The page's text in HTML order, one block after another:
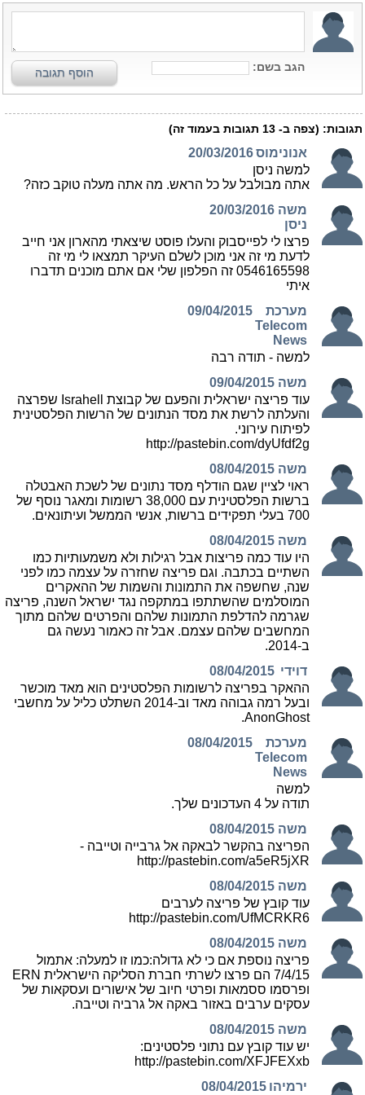
הגב בשם: הוסף תגובה
תגובות: (צפה ב- 13 תגובות בעמוד זה)
אנונימוס20/03/2016
למשה ניסן
אתה מבולבל על כל הראש. מה אתה מעלה טוקב כזה?
משה
ניסן
20/03/2016
פרצו לי לפייסבוק והעלו פוסט שיצאתי מהארון אני חייב
לדעת מי זה אני מוכן לשלם העיקר תמצאו לי מי זה
0546165598 זה הפלפון שלי אם אתם מוכנים תדברו
איתי
מערכת
Telecom
News
09/04/2015
למשה - תודה רבה
משה 09/04/2015
עוד פריצה ישראלית והפעם של קבוצת Israhell שפרצה
והעלתה לרשת את מסד הנתונים של הרשות הפלסטינית
לפיתוח עירוני.
http://pastebin.com/dyUfdf2g
משה 08/04/2015
ראוי לציין שגם הודלף מסד נתונים של לשכת האבטלה
ברשות הפלסטינית עם 38,000 רשומות ומאגר נוסף של
700 בעלי תפקידים ברשות, אנשי הממשל ועיתונאים.
משה 08/04/2015
היו עוד כמה פריצות אבל רגילות ולא משמעותיות כמו
השתיים בכתבה. וגם פריצה שחזרה על עצמה כמו לפני
שנה, שחשפה את התמונות והשמות של ההאקרים
המוסלמים שהשתתפו במתקפה נגד ישראל השנה, פריצה
שגרמה להדלפת התמונות שלהם והפרטים שלהם מתוך
המחשבים שלהם עצמם. אבל זה כאמור נעשה גם
ב-2014.
דוידי 08/04/2015
ההאקר בפריצה לרשומות הפלסטינים הוא מאד מוכשר
ובעל רמה גבוהה מאד וב-2014 השתלט כליל על מחשבי
AnonGhost.
מערכת
Telecom
News
08/04/2015
למשה
תודה על 4 העדכונים שלך.
משה 08/04/2015
הפריצה בהקשר לבאקה אל גרבייה וטייבה -
http://pastebin.com/a5eR5jXR
משה 08/04/2015
עוד קובץ של פריצה לערבים
http://pastebin.com/UfMCRKR6
משה 08/04/2015
פריצה נוספת אם כי לא גדולה:כמו זו למעלה: אתמול
7/4/15 הם פרצו לשרתי חברת הסליקה הישראלית ERN
ופרסמו ססמאות ופרטי חיוב של אישורים ועסקאות של
עסקים ערבים באזור באקה אל גרביה וטייבה.
משה 08/04/2015
יש עוד קובץ עם נתוני פלסטינים:
http://pastebin.com/XFJFEXxb
ירמיהו 08/04/2015